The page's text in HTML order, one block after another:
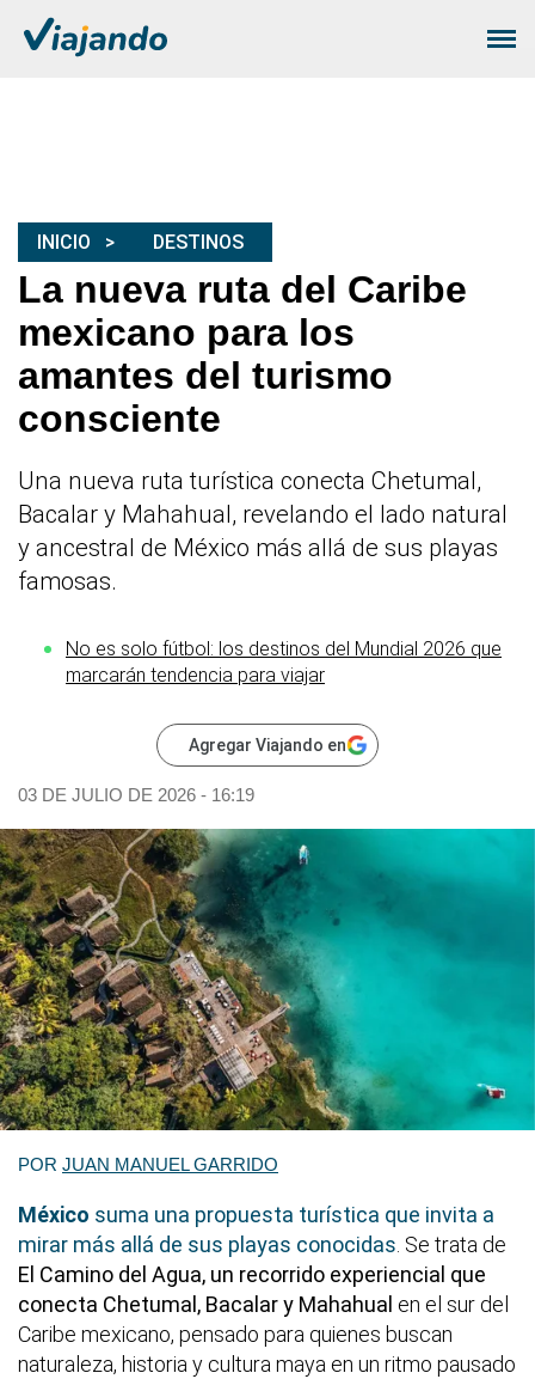
INICIO DESTINOS
La nueva ruta del Caribe
mexicano para los
amantes del turismo
consciente
Una nueva ruta turística conecta Chetumal,
Bacalar y Mahahual, revelando el lado natural
y ancestral de México más allá de sus playas
famosas.
No es solo fútbol: los destinos del Mundial 2026 que
marcarán tendencia para viajar
Agregar Viajando en
03 DE JULIO DE 2026 - 16:19
POR JUAN MANUEL GARRIDO
México suma una propuesta turística que invita a
mirar más allá de sus playas conocidas . Se trata de
El Camino del Agua, un recorrido experiencial que
conecta Chetumal, Bacalar y Mahahual en el sur del
Caribe mexicano, pensado para quienes buscan
naturaleza, historia y cultura maya en un ritmo pausado